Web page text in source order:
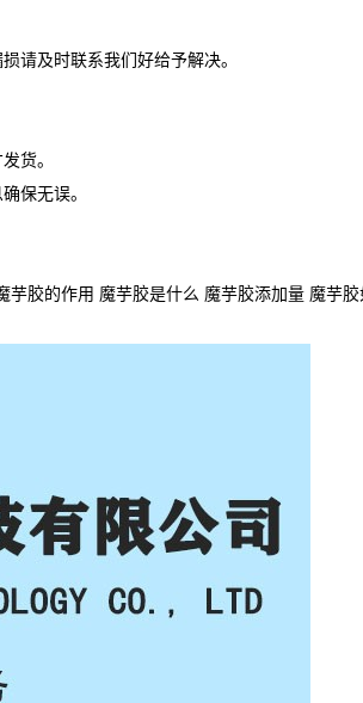
请及时联系我们好给予解决。
货。
保无误。
胶的作用 魔芋胶是什么 魔芋胶添加量 魔芋